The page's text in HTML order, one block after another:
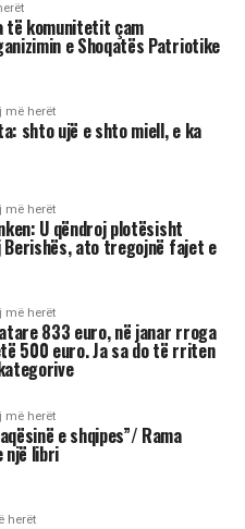
U qëndroj
ndaj
fajet e tij, jo
Antony Blinken
“Harvard
“non grata” të
pas
nga Departamenti
duke nënvizuar